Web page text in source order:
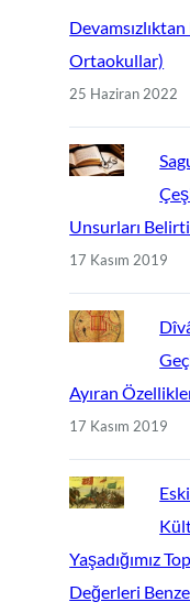
Ortaokullar)
25 Haziran 2022
Unsurları
17 Kasım 2019
Ayıran
17 Kasım 2019
Yaşadığımız
Değerleri